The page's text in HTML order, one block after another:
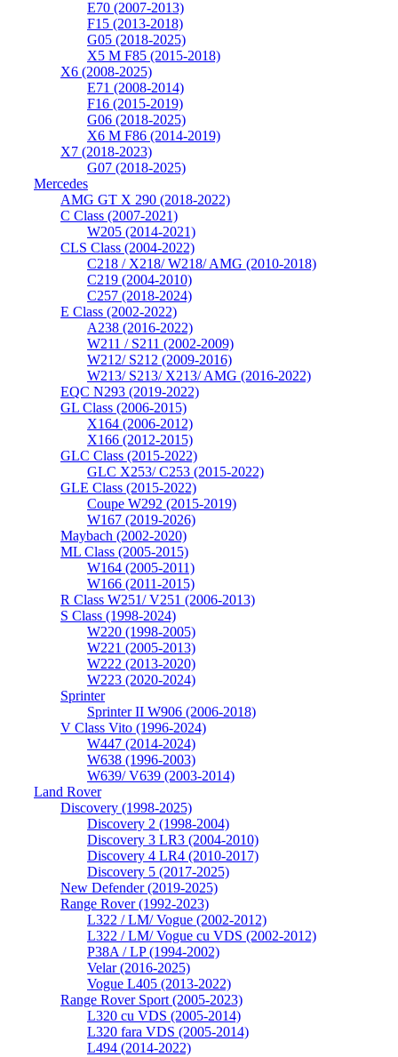
E70 (2007-2013)
F15 (2013-2018)
G05 (2018-2025)
X5 M F85 (2015-2018)
X6 (2008-2025)
E71 (2008-2014)
F16 (2015-2019)
G06 (2018-2025)
X6 M F86 (2014-2019)
X7 (2018-2023)
G07 (2018-2025)
Mercedes
AMG GT X 290 (2018-2022)
C Class (2007-2021)
W205 (2014-2021)
CLS Class (2004-2022)
C218 / X218/ W218/ AMG (2010-2018)
C219 (2004-2010)
C257 (2018-2024)
E Class (2002-2022)
A238 (2016-2022)
W211 / S211 (2002-2009)
W212/ S212 (2009-2016)
W213/ S213/ X213/ AMG (2016-2022)
EQC N293 (2019-2022)
GL Class (2006-2015)
X164 (2006-2012)
X166 (2012-2015)
GLC Class (2015-2022)
GLC X253/ C253 (2015-2022)
GLE Class (2015-2022)
Coupe W292 (2015-2019)
W167 (2019-2026)
Maybach (2002-2020)
ML Class (2005-2015)
W164 (2005-2011)
W166 (2011-2015)
R Class W251/ V251 (2006-2013)
S Class (1998-2024)
W220 (1998-2005)
W221 (2005-2013)
W222 (2013-2020)
W223 (2020-2024)
Sprinter
Sprinter II W906 (2006-2018)
V Class Vito (1996-2024)
W447 (2014-2024)
W638 (1996-2003)
W639/ V639 (2003-2014)
Land Rover
Discovery (1998-2025)
Discovery 2 (1998-2004)
Discovery 3 LR3 (2004-2010)
Discovery 4 LR4 (2010-2017)
Discovery 5 (2017-2025)
New Defender (2019-2025)
Range Rover (1992-2023)
L322 / LM/ Vogue (2002-2012)
L322 / LM/ Vogue cu VDS (2002-2012)
P38A / LP (1994-2002)
Velar (2016-2025)
Vogue L405 (2013-2022)
Range Rover Sport (2005-2023)
L320 cu VDS (2005-2014)
L320 fara VDS (2005-2014)
L494 (2014-2022)